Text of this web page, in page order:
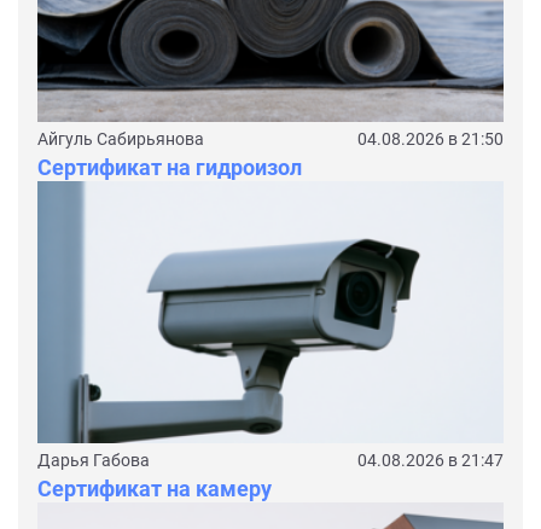
Айгуль Сабирьянова 04.08.2026 в 21:50
Сертификат на гидроизол
Дарья Габова 04.08.2026 в 21:47
Сертификат на камеру